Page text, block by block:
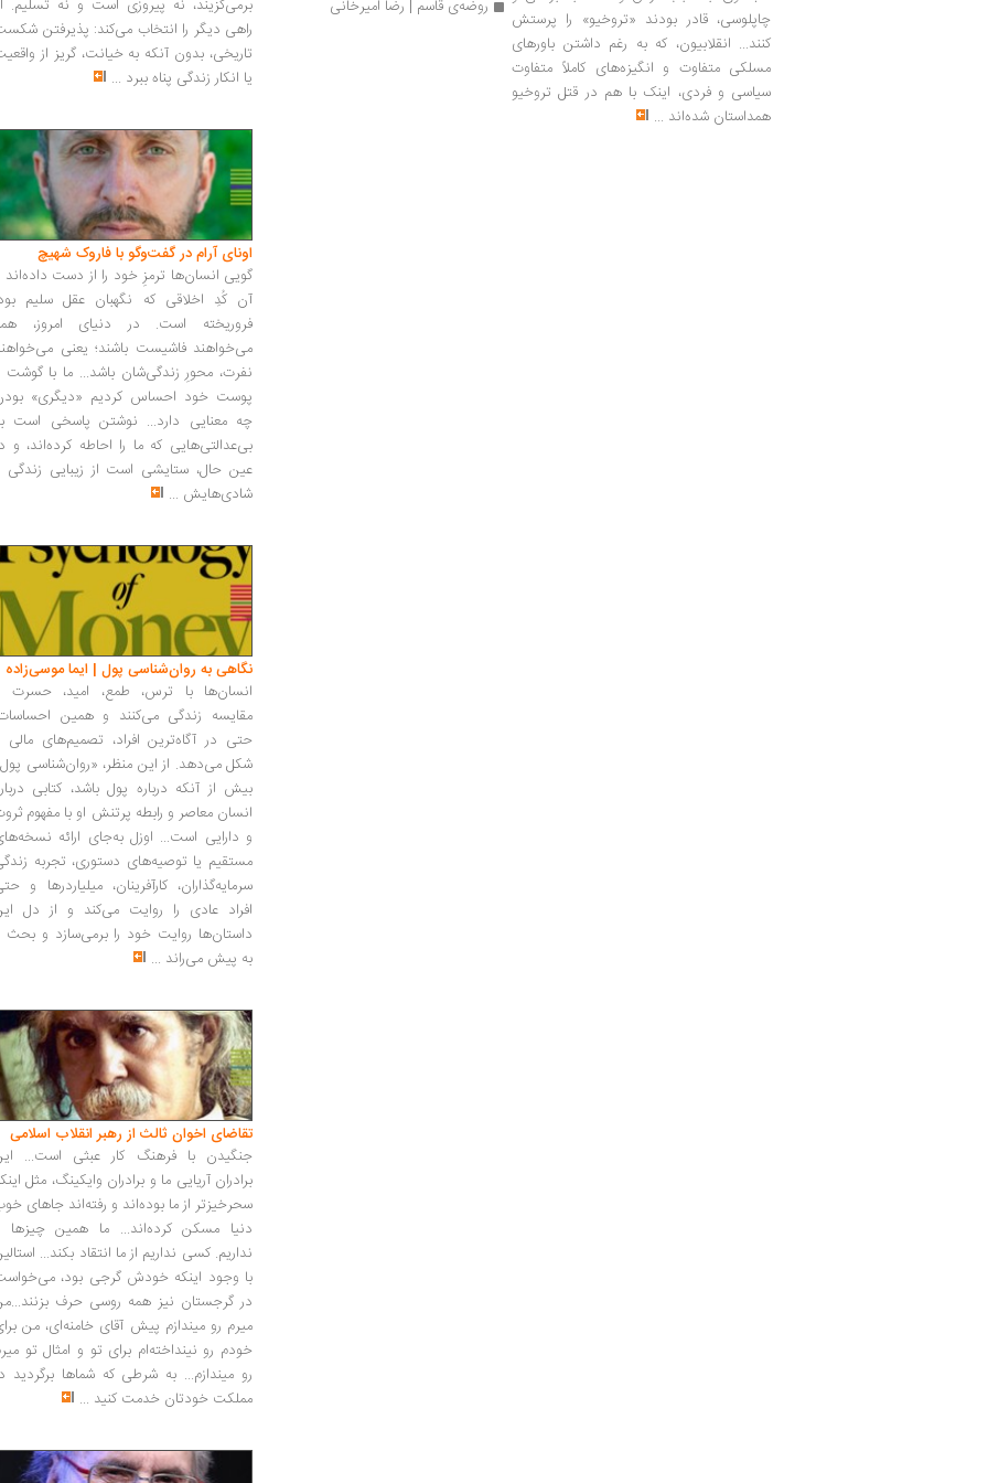
چاپلوسی، قادر بودند «تروخیو» را پرستش
کنند... انقلابیون، که به رغم داشتن باورهای
مسلکی متفاوت و انگیزه‌های کاملاً متفاوت
سیاسی و فردی، اینک با هم در قتل تروخیو
همداستان شده‌اند ...
روضه‌ی قاسم | رضا امیرخانی
برمی‌گزیند، نه پیروزی است و نه تسلیم.
راهی دیگر را انتخاب می‌کند: پذیرفتن
تاریخی، بدون آنکه به خیانت، گریز از
یا انکار زندگی پناه ببرد ...
اونای آرام در گفت‌وگو با فاروک شهیچ‭
گویی انسان‌ها ترمزِ خود را از دست داده‌اند
آن کُدِ اخلاقی که نگهبان عقل سلیم
فروریخته است. در دنیای امروز،
می‌خواهند فاشیست باشند؛ یعنی
نفرت، محورِ زندگی‌شان باشد... ما با گوشت
پوست خود احساس کردیم «دیگری»
چه معنایی دارد... نوشتن پاسخی است
بی‌عدالتی‌هایی که ما را احاطه کرده‌اند، و
عین حال، ستایشی است از زیبایی زندگی
شادی‌هایش ...
نگاهی به روان‌شناسی پول | ایما موسی‌زاده
انسان‌ها با ترس، طمع، امید، حسرت
مقایسه زندگی می‌کنند و همین
حتی در آگاه‌ترین افراد، تصمیم‌های مالی
شکل می‌دهد. از این منظر، «روان‌شناسی
بیش از آنکه درباره پول باشد، کتابی
انسان معاصر و رابطه پرتنش او با مفهوم
و دارایی است... اوزل به‌جای ارائه
مستقیم یا توصیه‌های دستوری، تجربه
سرمایه‌گذاران، کارآفرینان، میلیاردرها و
افراد عادی را روایت می‌کند و از دل
داستان‌ها روایت خود را برمی‌سازد و بحث
به پیش می‌راند ...
تقاضای اخوان ثالث از رهبر انقلاب اسلامی
جنگیدن با فرهنگ کار عبثی است...
برادران آریایی ما و برادران وایکینگ، مثل
سحرخیزتر از ما بوده‌اند و رفته‌اند جاهای
دنیا مسکن کرده‌اند... ما همین چیزها
نداریم. کسی نداریم از ما انتقاد بکند...
با وجود اینکه خودش گرجی بود،
در گرجستان نیز همه روسی حرف
میرم رو میندازم پیش آقای خامنه‌ای، من
خودم رو نینداخته‌ام برای تو و امثال تو
رو میندازم... به شرطی که شماها برگردید
مملکت خودتان خدمت کنید ...